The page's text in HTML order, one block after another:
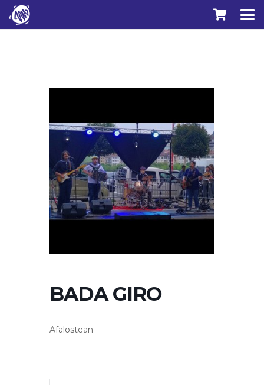
BADA GIRO
Afalostean